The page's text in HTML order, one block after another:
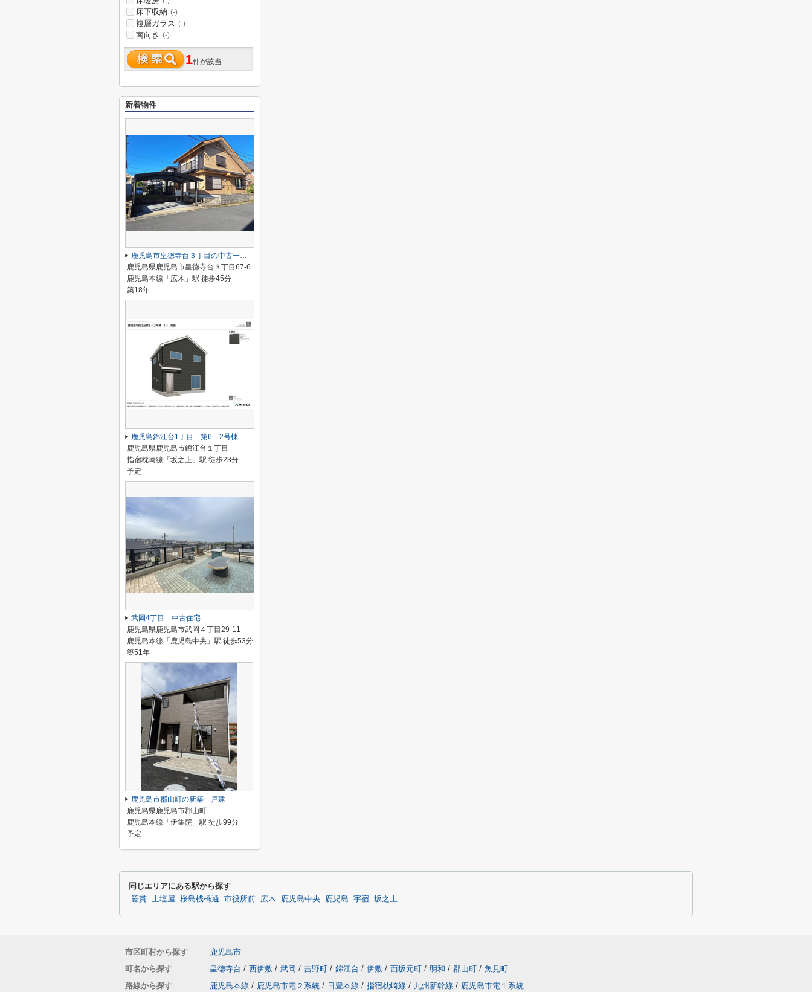
床下収納 (-)
複層ガラス (-)
南向き (-)
1件が該当
新着物件
鹿児島市皇徳寺台３丁目の中古一戸建
鹿児島県鹿児島市皇徳寺台３丁目67-6
鹿児島本線「広木」駅 徒歩45分
築18年
鹿児島錦江台1丁目 第6 2号棟
鹿児島県鹿児島市錦江台１丁目
指宿枕崎線「坂之上」駅 徒歩23分
予定
武岡4丁目 中古住宅
鹿児島県鹿児島市武岡４丁目29-11
鹿児島本線「鹿児島中央」駅 徒歩53分
築51年
鹿児島市郡山町の新築一戸建
鹿児島県鹿児島市郡山町
鹿児島本線「伊集院」駅 徒歩99分
予定
同じエリアにある駅から探す
笹貫 上塩屋 桜島桟橋通 市役所前 広木 鹿児島中央 鹿児島 宇宿 坂之上
市区町村から探す
鹿児島市
町名から探す
皇徳寺台 / 西伊敷 / 武岡 / 吉野町 / 錦江台 / 伊敷 / 西坂元町 / 明和 / 郡山町 / 魚見町
路線から探す
鹿児島本線 / 鹿児島市電２系統 / 日豊本線 / 指宿枕崎線 / 九州新幹線 / 鹿児島市電１系統